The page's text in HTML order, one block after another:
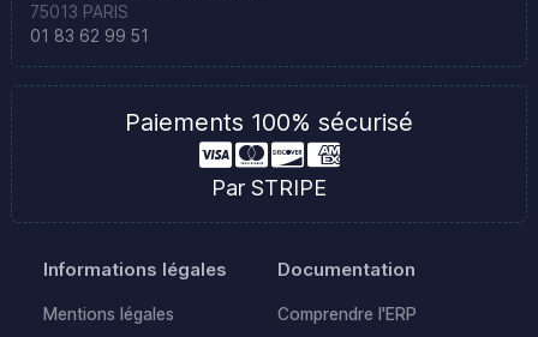
75013 PARIS
01 83 62 99 51
Paiements 100% sécurisé
Par STRIPE
Informations légales
Mentions légales
Documentation
Comprendre l'ERP